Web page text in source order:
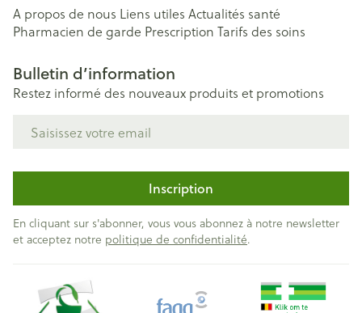
A propos de nous Liens utiles Actualités santé
Pharmacien de garde Prescription Tarifs des soins
Bulletin d’information
Restez informé des nouveaux produits et promotions
Inscription
En cliquant sur s'abonner, vous vous abonnez à notre newsletter
et acceptez notre politique de confidentialité.